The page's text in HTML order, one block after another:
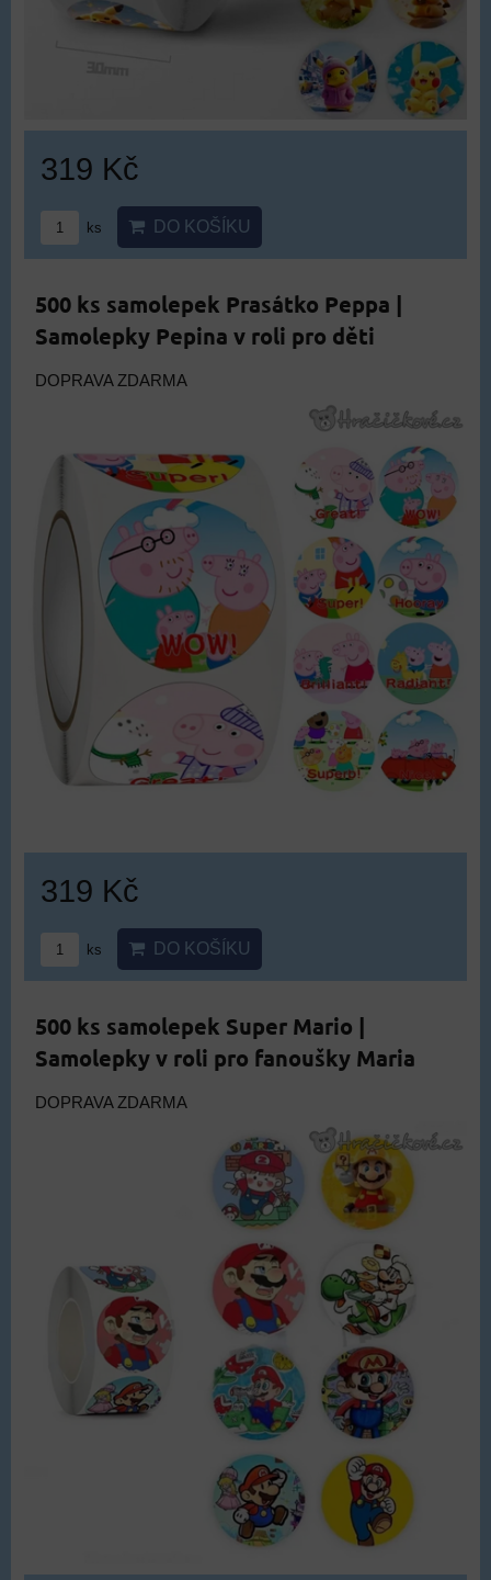
319 Kč
ks DO KOŠÍKU
500 ks samolepek Prasátko Peppa |
Samolepky Pepina v roli pro děti
DOPRAVA ZDARMA
319 Kč
ks DO KOŠÍKU
500 ks samolepek Super Mario |
Samolepky v roli pro fanoušky Maria
DOPRAVA ZDARMA